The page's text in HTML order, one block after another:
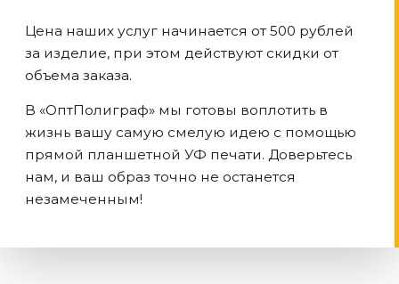
Цена наших услуг начинается от 500 рублей
за изделие, при этом действуют скидки от
объема заказа.
В «ОптПолиграф» мы готовы воплотить в
жизнь вашу самую смелую идею с помощью
прямой планшетной УФ печати. Доверьтесь
нам, и ваш образ точно не останется
незамеченным!